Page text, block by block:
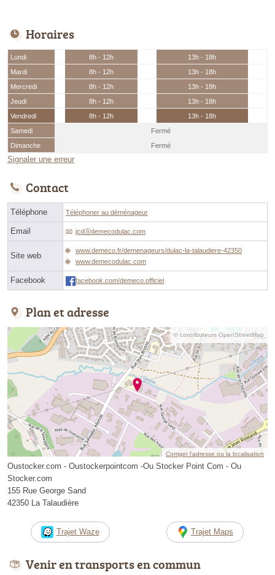
Horaires
Lundi 8h - 12h
13h - 18h
Mardi
8h - 12h
13h - 18h
Mercredi
8h - 12h
13h - 18h
Jeudi
8h - 12h
13h - 18h
Vendredi
8h - 12h
13h - 18h
Samedi
Fermé
Dimanche
Fermé
Signaler une erreur
Contact
Téléphone Téléphoner au déménageur
Email jcdⓐdemecodulac.com
Site web
www.demeco.fr/demenageurs/dulac-la-talaudiere-42350
www.demecodulac.com
Facebook facebook.com/demeco.officiel
Plan et adresse
© contributeurs OpenStreetMap
Corriger l’adresse ou la localisation
Oustocker.com - Oustockerpointcom -Ou Stocker Point Com - Ou
Stocker.com
155 Rue George Sand
42350 La Talaudière
Trajet Waze Trajet Maps
Venir en transports en commun